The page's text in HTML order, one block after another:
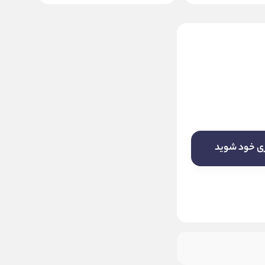
خود شوید